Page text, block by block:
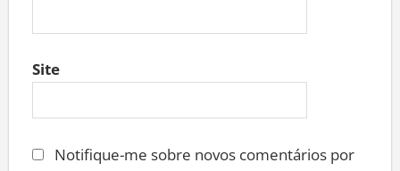
Site
Notifique-me sobre novos comentários por